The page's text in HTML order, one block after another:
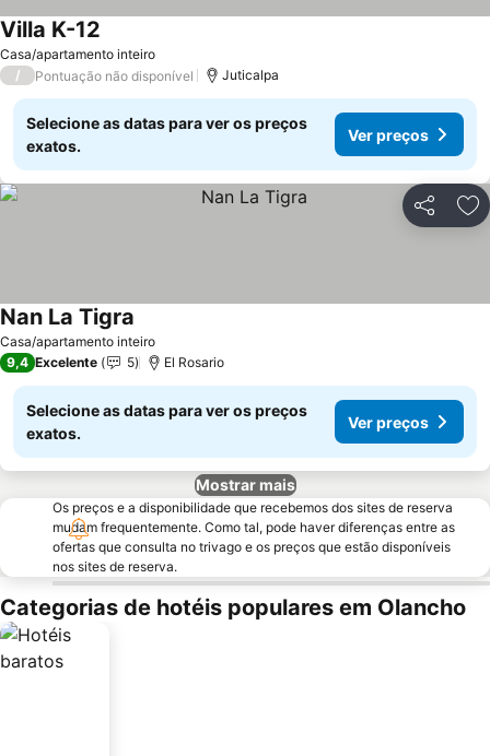
Casa/apartamento inteiro
Villa K-12
/ Pontuação não disponível Juticalpa
Selecione as datas para ver os preços
exatos.
Ver preços
Partilhar
Casa/apartamento inteiro
Nan La Tigra
9,4 Excelente 5 El Rosario
Selecione as datas para ver os preços
exatos.
Ver preços
Mostrar mais
Os preços e a disponibilidade que recebemos dos sites de reserva
mudam frequentemente. Como tal, pode haver diferenças entre as
ofertas que consulta no trivago e os preços que estão disponíveis
nos sites de reserva.
Categorias de hotéis populares em Olancho